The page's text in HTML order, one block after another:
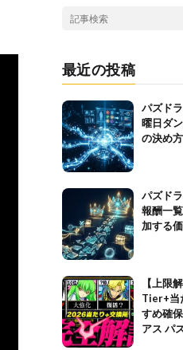
最近の投稿
パズド
曜日ダ
の決め
パズド
報酬一
加する
【上限
Tier+当
すめ確
アス パ